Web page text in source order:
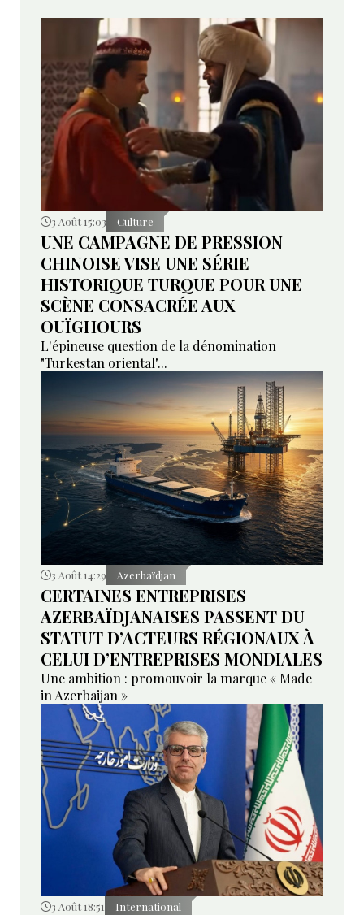
3 Août 15:03 Culture
UNE CAMPAGNE DE PRESSION
CHINOISE VISE UNE SÉRIE
HISTORIQUE TURQUE POUR UNE
SCÈNE CONSACRÉE AUX
OUÏGHOURS
L'épineuse question de la dénomination
"Turkestan oriental"...
3 Août 14:29 Azerbaïdjan
CERTAINES ENTREPRISES
AZERBAÏDJANAISES PASSENT DU
STATUT D’ACTEURS RÉGIONAUX À
CELUI D’ENTREPRISES MONDIALES
Une ambition : promouvoir la marque « Made
in Azerbaijan »
3 Août 18:51 International